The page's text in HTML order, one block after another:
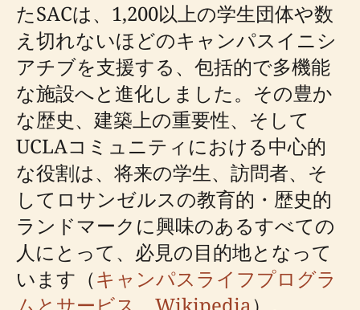
たSACは、1,200以上の学生団体や数
え切れないほどのキャンパスイニシ
アチブを支援する、包括的で多機能
な施設へと進化しました。その豊か
な歴史、建築上の重要性、そして
UCLAコミュニティにおける中心的
な役割は、将来の学生、訪問者、そ
してロサンゼルスの教育的・歴史的
ランドマークに興味のあるすべての
人にとって、必見の目的地となって
います（キャンパスライフプログラ